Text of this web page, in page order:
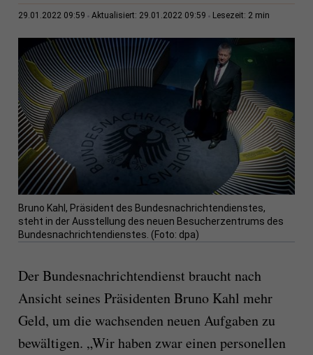
29.01.2022 09:59 Aktualisiert: 29.01.2022 09:59 Lesezeit: 2 min
Bruno Kahl, Präsident des Bundesnachrichtendienstes,
steht in der Ausstellung des neuen Besucherzentrums des
Bundesnachrichtendienstes. (Foto: dpa)
Der Bundesnachrichtendienst braucht nach
Ansicht seines Präsidenten Bruno Kahl mehr
Geld, um die wachsenden neuen Aufgaben zu
bewältigen. „Wir haben zwar einen personellen